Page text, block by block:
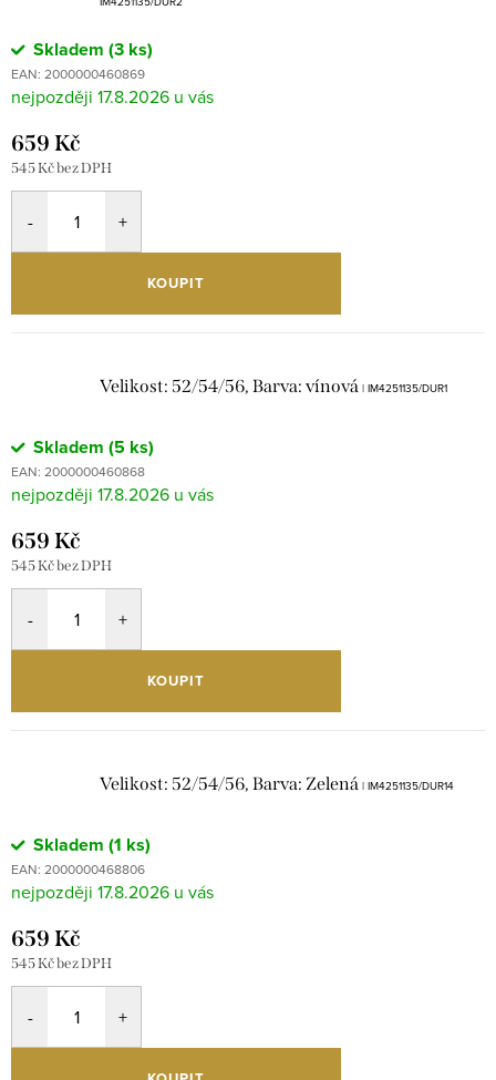
Skladem (3 ks)
EAN: 2000000460869
17.8.2026
659 Kč
545 Kč bez DPH
KOUPIT
Velikost: 52/54/56, Barva: vínová | IM4251135/DUR1
Skladem (5 ks)
EAN: 2000000460868
17.8.2026
659 Kč
545 Kč bez DPH
KOUPIT
Velikost: 52/54/56, Barva: Zelená | IM4251135/DUR14
Skladem (1 ks)
EAN: 2000000468806
17.8.2026
659 Kč
545 Kč bez DPH